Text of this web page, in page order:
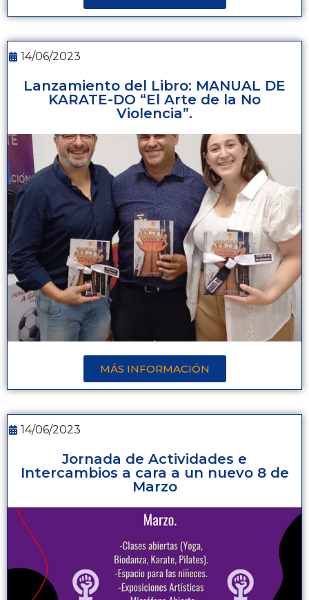
14/06/2023
Lanzamiento del Libro: MANUAL DE
KARATE-DO “El Arte de la No
Violencia”.
MÁS INFORMACIÓN
14/06/2023
Jornada de Actividades e
Intercambios a cara a un nuevo 8 de
Marzo